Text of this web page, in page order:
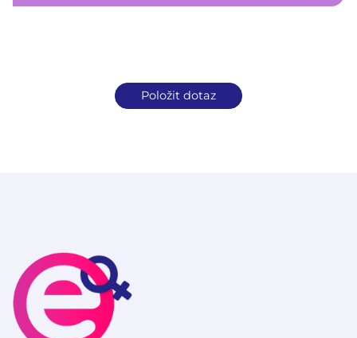
Položit dotaz